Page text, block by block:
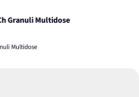
Granuli Multidose
Multidose